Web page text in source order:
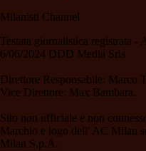
Milanisti Channel
Testata giornalistica registrata
6/06/2024 DDD Media Srls
Direttore Responsabile: Marco
Vice Direttore: Max Bambara.
Sito non ufficiale e non
Marchio e logo dell' AC Milan
Milan S.p.A.